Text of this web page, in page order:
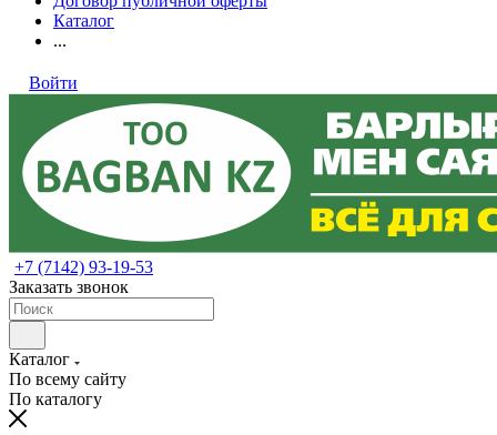
Каталог
...
Войти
+7 (7142) 93-19-53
Заказать звонок
Каталог
По всему сайту
По каталогу